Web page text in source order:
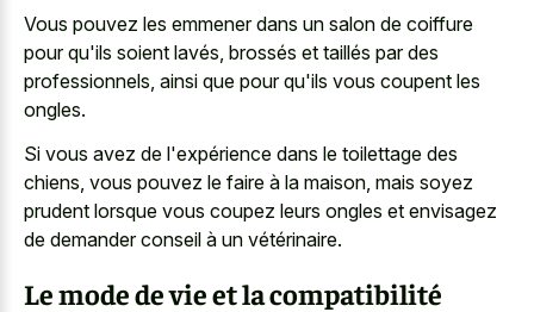
Vous pouvez les emmener dans un salon de coiffure
pour qu'ils soient lavés, brossés et taillés par des
professionnels, ainsi que pour qu'ils vous coupent les
ongles.
Si vous avez de l'expérience dans le toilettage des
chiens, vous pouvez le faire à la maison, mais soyez
prudent lorsque vous coupez leurs ongles et envisagez
de demander conseil à un vétérinaire.
Le mode de vie et la compatibilité